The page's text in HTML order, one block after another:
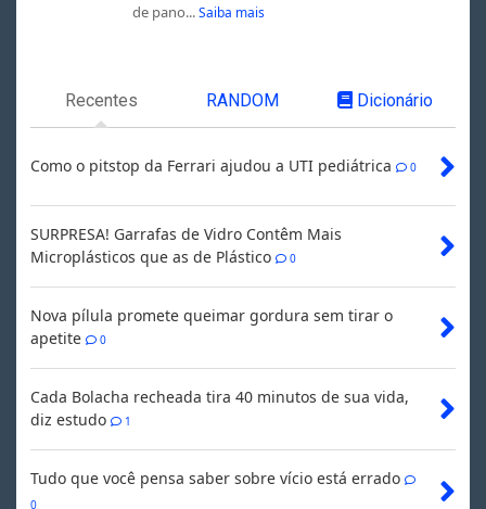
de pano... Saiba mais
Recentes RANDOM Dicionário
Como o pitstop da Ferrari ajudou a UTI pediátrica 0
SURPRESA! Garrafas de Vidro Contêm Mais
Microplásticos que as de Plástico
0
Nova pílula promete queimar gordura sem tirar o
apetite
0
Cada Bolacha recheada tira 40 minutos de sua vida,
diz estudo
1
Tudo que você pensa saber sobre vício está errado
0